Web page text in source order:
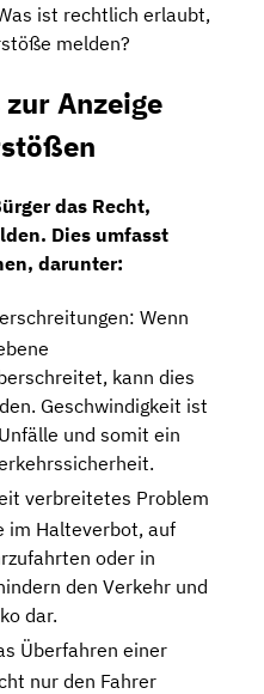
ist rechtlich erlaubt,
melden?
Anzeige
das Recht,
Dies umfasst
darunter:
Wenn
kann dies
Geschwindigkeit ist
und somit ein
verbreitetes Problem
im Halteverbot, auf
oder in
den Verkehr und
dar.
Überfahren einer
nur den Fahrer